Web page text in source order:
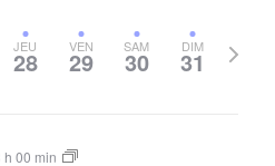
par
vues
JEU
28 VEN
29 SAM
30 DIM
31
h 00 min